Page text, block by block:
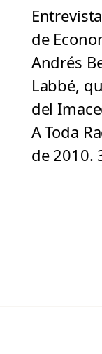
de
Andrés
Labbé,
del
A Toda
de 2010.